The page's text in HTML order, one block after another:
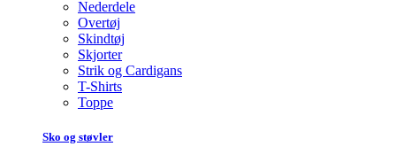
Nederdele
Overtøj
Skindtøj
Skjorter
Strik og Cardigans
T-Shirts
Toppe
Sko og støvler